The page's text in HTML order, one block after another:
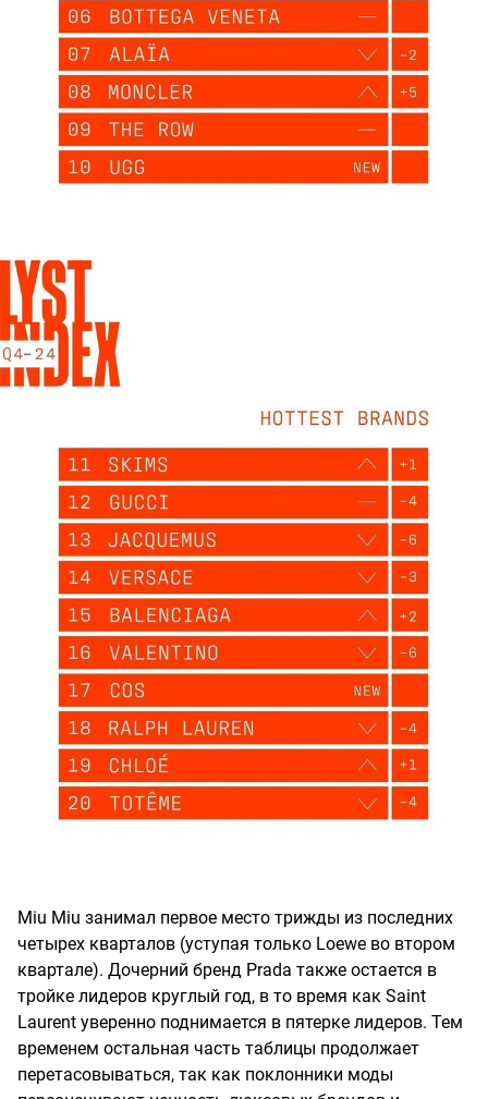
Miu Miu занимал первое место трижды из последних
четырех кварталов (уступая только Loewe во втором
квартале). Дочерний бренд Prada также остается в
тройке лидеров круглый год, в то время как Saint
Laurent уверенно поднимается в пятерке лидеров. Тем
временем остальная часть таблицы продолжает
перетасовываться, так как поклонники моды